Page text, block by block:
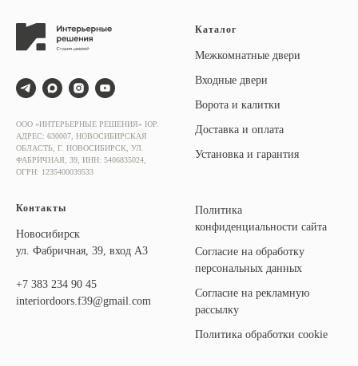
ООО «ИНТЕРЬЕРНЫЕ РЕШЕНИЯ» ЮР.
АДРЕС: 630007, НОВОСИБИРСКАЯ
ОБЛАСТЬ, Г. НОВОСИБИРСК, УЛ.
ФАБРИЧНАЯ, 39, ИНН: 5406835024,
ОГРН: 1235400039533
Каталог
Межкомнатные двери
Входные двери
Ворота и калитки
Доставка и оплата
Установка и гарантия
Контакты
Новосибирск
ул. Фабричная, 39, вход А3
+7 383 234 90 45
interiordoors.f39@gmail.com
Политика
конфиденциальности сайта
Согласие на обработку
персональных данных
Согласие на рекламную
рассылку
Политика обработки cookie